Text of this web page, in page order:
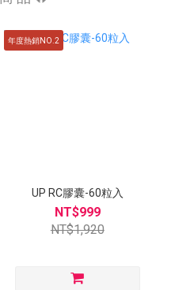
年度熱銷NO.2
UP RC膠囊-60粒入
NT$999
NT$1,920